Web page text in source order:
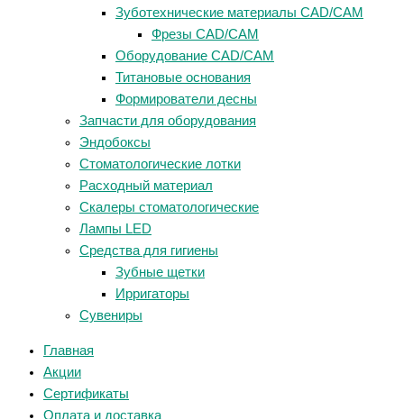
Зуботехнические материалы CAD/CAM
Фрезы CAD/CAM
Оборудование CAD/CAM
Титановые основания
Формирователи десны
Запчасти для оборудования
Эндобоксы
Стоматологические лотки
Расходный материал
Скалеры стоматологические
Лампы LED
Средства для гигиены
Зубные щетки
Ирригаторы
Сувениры
Главная
Акции
Сертификаты
Оплата и доставка